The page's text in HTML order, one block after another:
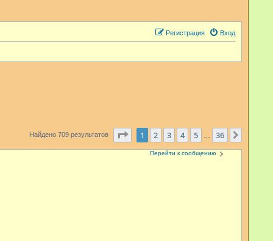
Вход
Регистрация
Найдено 709 результатов Страница1 из 36
1 2 3 4 5 36
Перейти к сообщению